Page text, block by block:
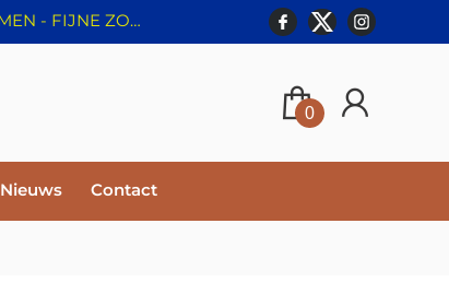
⛔️ WEBSHOP GESLOTEN T/M 8 AUGUSTUS - BESTELLINGEN WORDEN NIET IN BEHANDELING GENOMEN - FIJNE ZOMER!
0
Nieuws Contact